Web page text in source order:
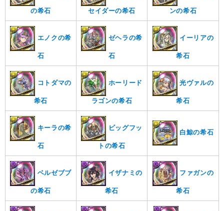
の希石 セイダーの希石 ンの希石
エノクの希
石
ゼヘラの希
石
イーリアの
希石
コトダマの
希石
ホーリード
ラゴンの希石
光ヴァルの
希石
キーラの希
石
ビッグフッ
トの希石
白鯨の希石
ベルゼブブ
の希石
イザナミの
希石
ファガンの
希石